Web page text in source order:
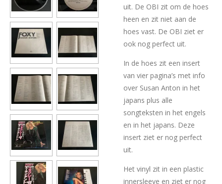
uit. De OBI zit om de hoes
heen en zit niet aan de
hoes vast. De OBI ziet er
ook nog perfect uit.
In de hoes zit een insert
van vier pagina’s met info
over Susan Anton in het
japans plus alle
songteksten in het engels
en in het japans. Deze
insert ziet er nog perfect
uit.
Het vinyl zit in een plastic
innersleeve en ziet er nog